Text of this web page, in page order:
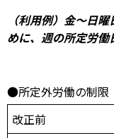
（利用例） 金～日曜
めに、週の所定労働
●所定外労働の制限
改正前